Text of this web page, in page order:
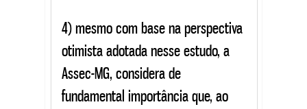
4) mesmo com base na perspectiva
otimista adotada nesse estudo, a
Assec-MG, considera de
fundamental importância que, ao